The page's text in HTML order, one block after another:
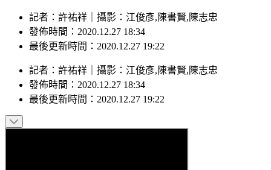
記者：許祐祥｜攝影：江俊彥,陳書賢,陳志忠
發佈時間：2020.12.27 18:34
最後更新時間：2020.12.27 19:22
記者 ： 許祐祥 攝影 ： 江俊彥,陳書賢,陳志忠
發佈時間： 2020.12.27 18:34
最後更新時間： 2020.12.27 19:22